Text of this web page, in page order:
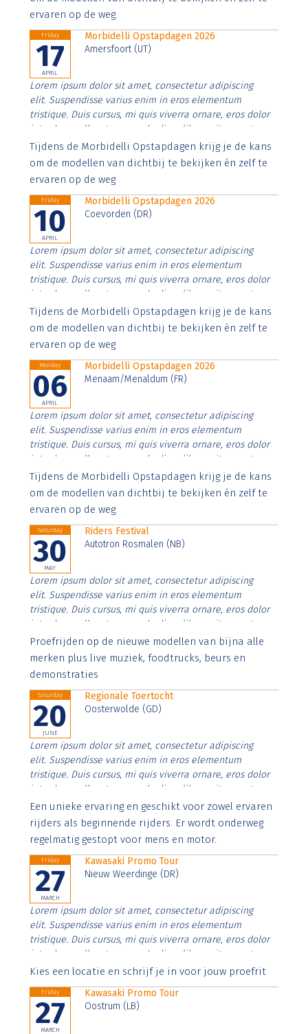
ervaren op de weg.
Friday
17
APRIL
Morbidelli Opstapdagen 2026
Amersfoort (UT)
Lorem ipsum dolor sit amet, consectetur adipiscing
elit. Suspendisse varius enim in eros elementum
tristique. Duis cursus, mi quis viverra ornare, eros dolor
interdum nulla, ut commodo diam libero vitae erat.
Aenean faucibus nibh et justo cursus id rutrum lorem
imperdiet. Nunc ut sem vitae risus tristique posuere.
Tijdens de Morbidelli Opstapdagen krijg je de kans
om de modellen van dichtbij te bekijken én zelf te
ervaren op de weg
Friday
10
APRIL
Morbidelli Opstapdagen 2026
Coevorden (DR)
Lorem ipsum dolor sit amet, consectetur adipiscing
elit. Suspendisse varius enim in eros elementum
tristique. Duis cursus, mi quis viverra ornare, eros dolor
interdum nulla, ut commodo diam libero vitae erat.
Aenean faucibus nibh et justo cursus id rutrum lorem
imperdiet. Nunc ut sem vitae risus tristique posuere.
Tijdens de Morbidelli Opstapdagen krijg je de kans
om de modellen van dichtbij te bekijken én zelf te
ervaren op de weg
Monday
06
APRIL
Morbidelli Opstapdagen 2026
Menaam/Menaldum (FR)
Lorem ipsum dolor sit amet, consectetur adipiscing
elit. Suspendisse varius enim in eros elementum
tristique. Duis cursus, mi quis viverra ornare, eros dolor
interdum nulla, ut commodo diam libero vitae erat.
Aenean faucibus nibh et justo cursus id rutrum lorem
imperdiet. Nunc ut sem vitae risus tristique posuere.
Tijdens de Morbidelli Opstapdagen krijg je de kans
om de modellen van dichtbij te bekijken én zelf te
ervaren op de weg.
Saturday
30
MAY
Riders Festival
Autotron Rosmalen (NB)
Lorem ipsum dolor sit amet, consectetur adipiscing
elit. Suspendisse varius enim in eros elementum
tristique. Duis cursus, mi quis viverra ornare, eros dolor
interdum nulla, ut commodo diam libero vitae erat.
Aenean faucibus nibh et justo cursus id rutrum lorem
imperdiet. Nunc ut sem vitae risus tristique posuere.
Proefrijden op de nieuwe modellen van bijna alle
merken plus live muziek, foodtrucks, beurs en
demonstraties
Saturday
20
JUNE
Regionale Toertocht
Oosterwolde (GD)
Lorem ipsum dolor sit amet, consectetur adipiscing
elit. Suspendisse varius enim in eros elementum
tristique. Duis cursus, mi quis viverra ornare, eros dolor
interdum nulla, ut commodo diam libero vitae erat.
Aenean faucibus nibh et justo cursus id rutrum lorem
imperdiet. Nunc ut sem vitae risus tristique posuere.
Een unieke ervaring en geschikt voor zowel ervaren
rijders als beginnende rijders. Er wordt onderweg
regelmatig gestopt voor mens en motor.
Friday
27
MARCH
Kawasaki Promo Tour
Nieuw Weerdinge (DR)
Lorem ipsum dolor sit amet, consectetur adipiscing
elit. Suspendisse varius enim in eros elementum
tristique. Duis cursus, mi quis viverra ornare, eros dolor
interdum nulla, ut commodo diam libero vitae erat.
Aenean faucibus nibh et justo cursus id rutrum lorem
Kies een locatie en schrijf je in voor jouw proefrit
Friday
27
MARCH
Kawasaki Promo Tour
Oostrum (LB)